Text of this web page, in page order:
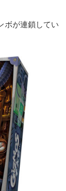
ボが連鎖してい